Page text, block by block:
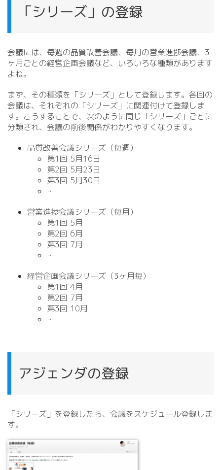
「シリーズ」の登録
会議には、毎週の品質改善会議、毎月の営業進捗会議、3
ヶ月ごとの経営企画会議など、いろいろな種類があります
よね。
まず、その種類を「シリーズ」として登録します。各回の
会議は、それぞれの「シリーズ」に関連付けて登録しま
す。こうすることで、次のように同じ「シリーズ」ごとに
分類され、会議の前後関係がわかりやすくなります。
品質改善会議シリーズ（毎週）
第1回 5月16日
第2回 5月23日
第3回 5月30日
…
営業進捗会議シリーズ（毎月）
第1回 5月
第2回 6月
第3回 7月
…
経営企画会議シリーズ（3ヶ月毎）
第1回 4月
第2回 7月
第3回 10月
…
アジェンダの登録
「シリーズ」を登録したら、会議をスケジュール登録しま
す。